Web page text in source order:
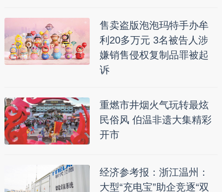
售卖盗版泡泡玛特手办牟
利20多万元 3名被告人涉
嫌销售侵权复制品罪被起
诉
重燃市井烟火气玩转最炫
民俗风 伯温非遗大集精彩
开市
经济参考报：浙江温州：
大型“充电宝”助企竞逐“双